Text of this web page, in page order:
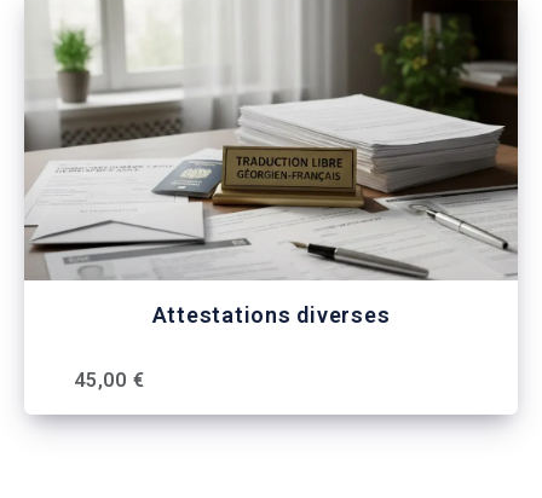
Attestations diverses
45,00 €